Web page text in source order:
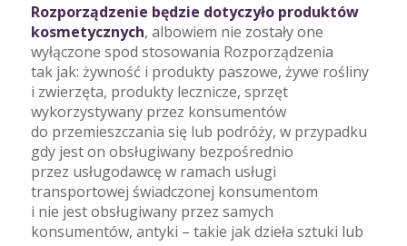
Rozporządzenie będzie dotyczyło produktów
kosmetycznych, albowiem nie zostały one
wyłączone spod stosowania Rozporządzenia
tak jak: żywność i produkty paszowe, żywe rośliny
i zwierzęta, produkty lecznicze, sprzęt
wykorzystywany przez konsumentów
do przemieszczania się lub podróży, w przypadku
gdy jest on obsługiwany bezpośrednio
przez usługodawcę w ramach usługi
transportowej świadczonej konsumentom
i nie jest obsługiwany przez samych
konsumentów, antyki – takie jak dzieła sztuki lub